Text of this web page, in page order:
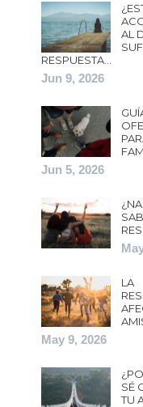
AL
RESPUESTA…
Jun 9, 2026
Jun 5, 2026
LA
May 9, 2026
SÉ
TU